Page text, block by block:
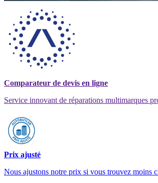
Comparateur de devis en ligne
Service innovant de réparations multimarques
Prix ajusté
Nous ajustons notre prix si vous trouvez moins